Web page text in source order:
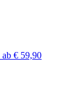
ab € 59,90